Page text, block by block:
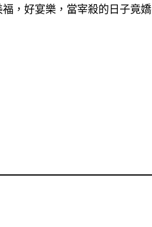
，好宴樂，當宰殺的日子竟